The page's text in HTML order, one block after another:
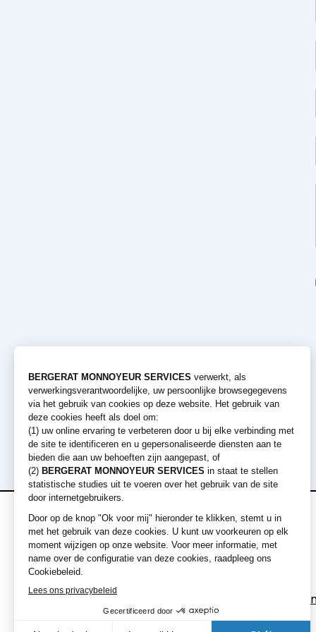
Verhuur
aanbiedingen
Korte termijn verhuur
Lange termijn verhuur
Machines
Graafmachines
Laders
Graders en
Dumpers